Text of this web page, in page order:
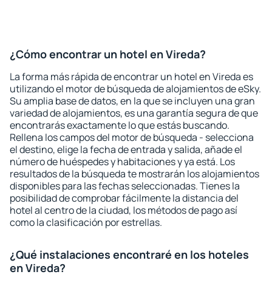
¿Cómo encontrar un hotel en Vireda?
La forma más rápida de encontrar un hotel en Vireda es
utilizando el motor de búsqueda de alojamientos de eSky.
Su amplia base de datos, en la que se incluyen una gran
variedad de alojamientos, es una garantía segura de que
encontrarás exactamente lo que estás buscando.
Rellena los campos del motor de búsqueda - selecciona
el destino, elige la fecha de entrada y salida, añade el
número de huéspedes y habitaciones y ya está. Los
resultados de la búsqueda te mostrarán los alojamientos
disponibles para las fechas seleccionadas. Tienes la
posibilidad de comprobar fácilmente la distancia del
hotel al centro de la ciudad, los métodos de pago así
como la clasificación por estrellas.
¿Qué instalaciones encontraré en los hoteles
en Vireda?